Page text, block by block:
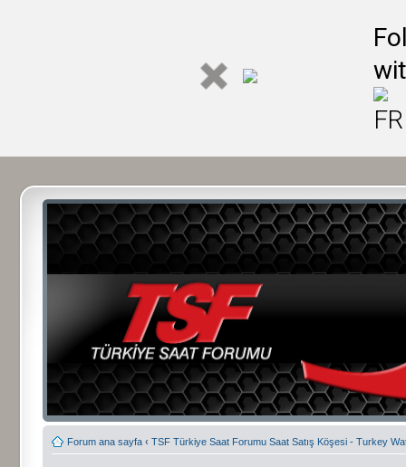
Forum ana sayfa ‹ TSF Türkiye Saat Forumu Saat Satış Köşesi - Turkey